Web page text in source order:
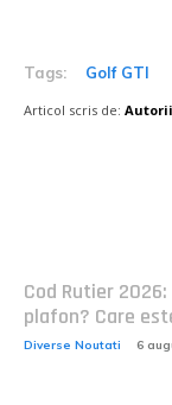
Tags: Golf GTI
Articol scris de:
Cod Rutier
plafon? Care
Diverse Noutati 6